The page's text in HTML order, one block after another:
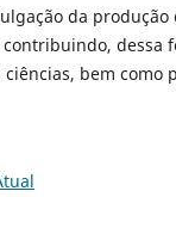
da
dessa
ciências, bem